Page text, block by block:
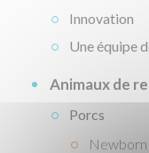
Innovation
Une équipe
Animaux de
Porcs
Newborn